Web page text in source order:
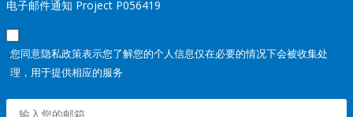
电子邮件通知 Project P056419
您同意隐私政策表示您了解您的个人信息仅在必要的情况下会被收集处
理，用于提供相应的服务